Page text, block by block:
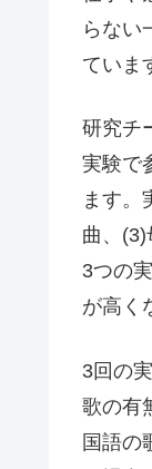
らない
ていま
研究チ
実験で
ます。
曲、(3)
3つの
が高く
3回の
歌の有
国語の